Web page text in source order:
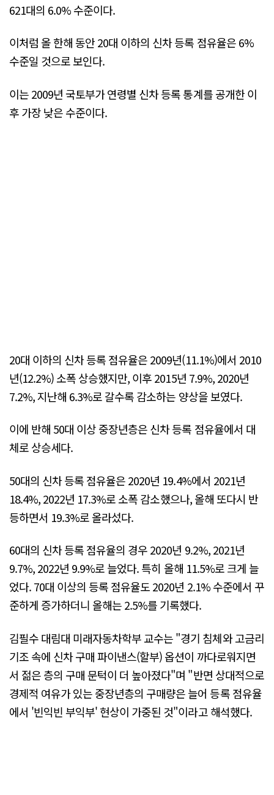
621대의 6.0% 수준이다.
이처럼 올 한해 동안 20대 이하의 신차 등록 점유율은 6%
수준일 것으로 보인다.
이는 2009년 국토부가 연령별 신차 등록 통계를 공개한 이
후 가장 낮은 수준이다.
20대 이하의 신차 등록 점유율은 2009년(11.1%)에서 2010
년(12.2%) 소폭 상승했지만, 이후 2015년 7.9%, 2020년
7.2%, 지난해 6.3%로 갈수록 감소하는 양상을 보였다.
이에 반해 50대 이상 중장년층은 신차 등록 점유율에서 대
체로 상승세다.
50대의 신차 등록 점유율은 2020년 19.4%에서 2021년
18.4%, 2022년 17.3%로 소폭 감소했으나, 올해 또다시 반
등하면서 19.3%로 올라섰다.
60대의 신차 등록 점유율의 경우 2020년 9.2%, 2021년
9.7%, 2022년 9.9%로 늘었다. 특히 올해 11.5%로 크게 늘
었다. 70대 이상의 등록 점유율도 2020년 2.1% 수준에서 꾸
준하게 증가하더니 올해는 2.5%를 기록했다.
김필수 대림대 미래자동차학부 교수는 "경기 침체와 고금리
기조 속에 신차 구매 파이낸스(할부) 옵션이 까다로워지면
서 젊은 층의 구매 문턱이 더 높아졌다"며 "반면 상대적으로
경제적 여유가 있는 중장년층의 구매량은 늘어 등록 점유율
에서 '빈익빈 부익부' 현상이 가중된 것"이라고 해석했다.